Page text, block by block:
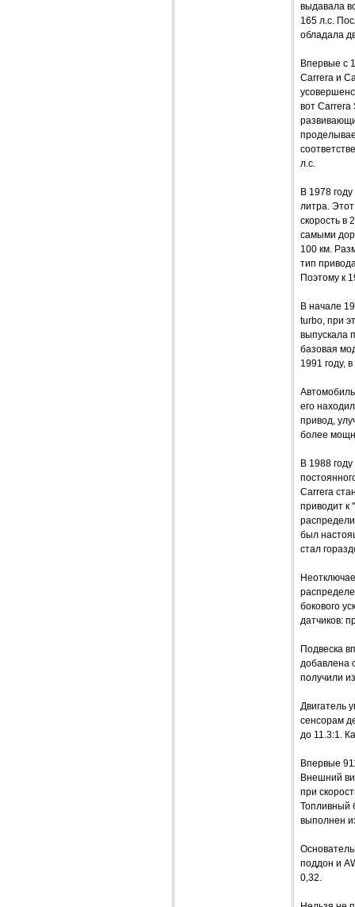
выдавала
165 л.с.
обладала
Впервые с
Carrera и
вот Carrera
л.с.
В 1978
литра.
скорость в
самыми
100 км.
тип
Поэтому к
В начале
turbo, при
выпускала
базовая
1991 году,
его
привод,
более
В 1988
Carrera
приводит к
был
стал
бокового
датчиков:
Подвеска
добавлена
получили
Двигатель
сенсорам
до 11.3:1.
Впервые
Внешний
при
Топливный
выполнен
поддон и
0,32.